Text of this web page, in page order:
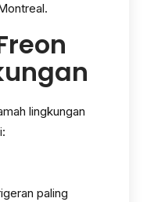
lingkungan
paling